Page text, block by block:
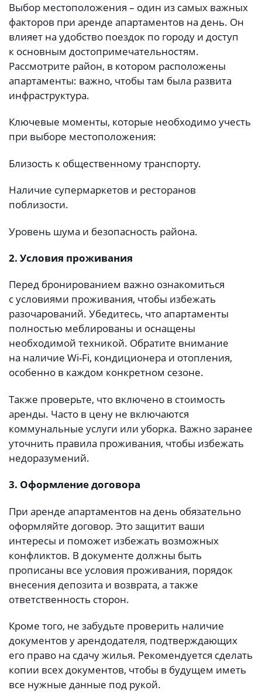
Выбор местоположения – один из самых важных
факторов при аренде апартаментов на день. Он
влияет на удобство поездок по городу и доступ
к основным достопримечательностям.
Рассмотрите район, в котором расположены
апартаменты: важно, чтобы там была развита
инфраструктура.
Ключевые моменты, которые необходимо учесть
при выборе местоположения:
Близость к общественному транспорту.
Наличие супермаркетов и ресторанов
поблизости.
Уровень шума и безопасность района.
2. Условия проживания
Перед бронированием важно ознакомиться
с условиями проживания, чтобы избежать
разочарований. Убедитесь, что апартаменты
полностью меблированы и оснащены
необходимой техникой. Обратите внимание
на наличие Wi-Fi, кондиционера и отопления,
особенно в каждом конкретном сезоне.
Также проверьте, что включено в стоимость
аренды. Часто в цену не включаются
коммунальные услуги или уборка. Важно заранее
уточнить правила проживания, чтобы избежать
недоразумений.
3. Оформление договора
При аренде апартаментов на день обязательно
оформляйте договор. Это защитит ваши
интересы и поможет избежать возможных
конфликтов. В документе должны быть
прописаны все условия проживания, порядок
внесения депозита и возврата, а также
ответственность сторон.
Кроме того, не забудьте проверить наличие
документов у арендодателя, подтверждающих
его право на сдачу жилья. Рекомендуется сделать
копии всех документов, чтобы в будущем иметь
все нужные данные под рукой.